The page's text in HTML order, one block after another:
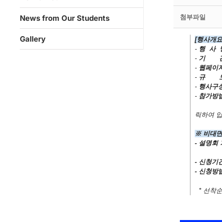
첨부파일
[행사개
- 행 사
- 기
- 웹페이
- 규
- 행사구
- 참가방
릭하여
※ 비대
- 설명회
- 신청기
- 신청방
* 선착
News from Our Students
Gallery